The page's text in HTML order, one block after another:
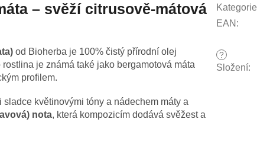
– svěží citrusově-mátová
od Bioherba je 100% čistý přírodní olej
je známá také jako bergamotová máta
profilem.
sladce květinovými tóny a nádechem máty a
nota, která kompozicím dodává svěžest a
Kategorie
EAN :
?
Složení: